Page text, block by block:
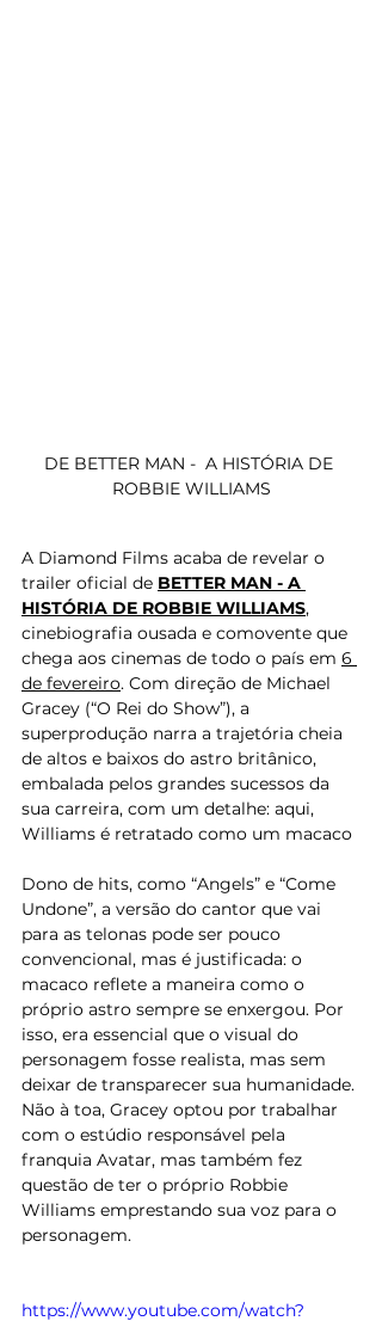
DE BETTER MAN -  A HISTÓRIA DE
ROBBIE WILLIAMS
A Diamond Films acaba de revelar o
trailer oficial de BETTER MAN - A
HISTÓRIA DE ROBBIE WILLIAMS,
cinebiografia ousada e comovente que
chega aos cinemas de todo o país em 6
de fevereiro. Com direção de Michael
Gracey (“O Rei do Show”), a
superprodução narra a trajetória cheia
de altos e baixos do astro britânico,
embalada pelos grandes sucessos da
sua carreira, com um detalhe: aqui,
Williams é retratado como um macaco
Dono de hits, como “Angels” e “Come
Undone”, a versão do cantor que vai
para as telonas pode ser pouco
convencional, mas é justificada: o
macaco reflete a maneira como o
próprio astro sempre se enxergou. Por
isso, era essencial que o visual do
personagem fosse realista, mas sem
deixar de transparecer sua humanidade.
Não à toa, Gracey optou por trabalhar
com o estúdio responsável pela
franquia Avatar, mas também fez
questão de ter o próprio Robbie
Williams emprestando sua voz para o
personagem.
https://www.youtube.com/watch?